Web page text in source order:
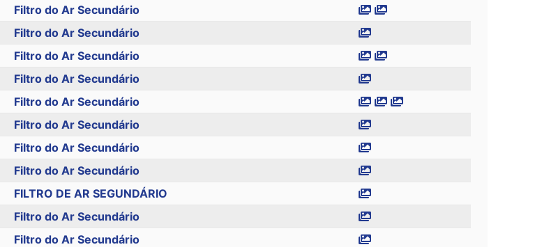
Filtro do Ar Secundário
Filtro do Ar Secundário
Filtro do Ar Secundário
Filtro do Ar Secundário
Filtro do Ar Secundário
Filtro do Ar Secundário
Filtro do Ar Secundário
Filtro do Ar Secundário
FILTRO DE AR SEGUNDÁRIO
Filtro do Ar Secundário
Filtro do Ar Secundário